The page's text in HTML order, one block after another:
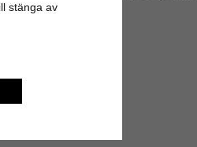
stänga av